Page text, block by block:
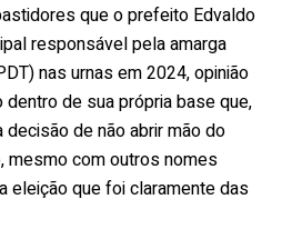
que o prefeito Edvaldo
responsável pela amarga
nas urnas em 2024, opinião
de sua própria base que,
de não abrir mão do
mesmo com outros nomes
eleição que foi claramente das